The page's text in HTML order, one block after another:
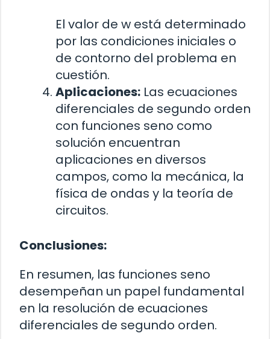
El valor de w está determinado
por las condiciones iniciales o
de contorno del problema en
cuestión.
Aplicaciones: Las ecuaciones
diferenciales de segundo orden
con funciones seno como
solución encuentran
aplicaciones en diversos
campos, como la mecánica, la
física de ondas y la teoría de
circuitos.
Conclusiones:
En resumen, las funciones seno
desempeñan un papel fundamental
en la resolución de ecuaciones
diferenciales de segundo orden.